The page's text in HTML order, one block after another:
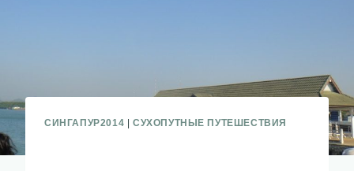
СИНГАПУР2014 СУХОПУТНЫЕ ПУТЕШЕСТВИЯ